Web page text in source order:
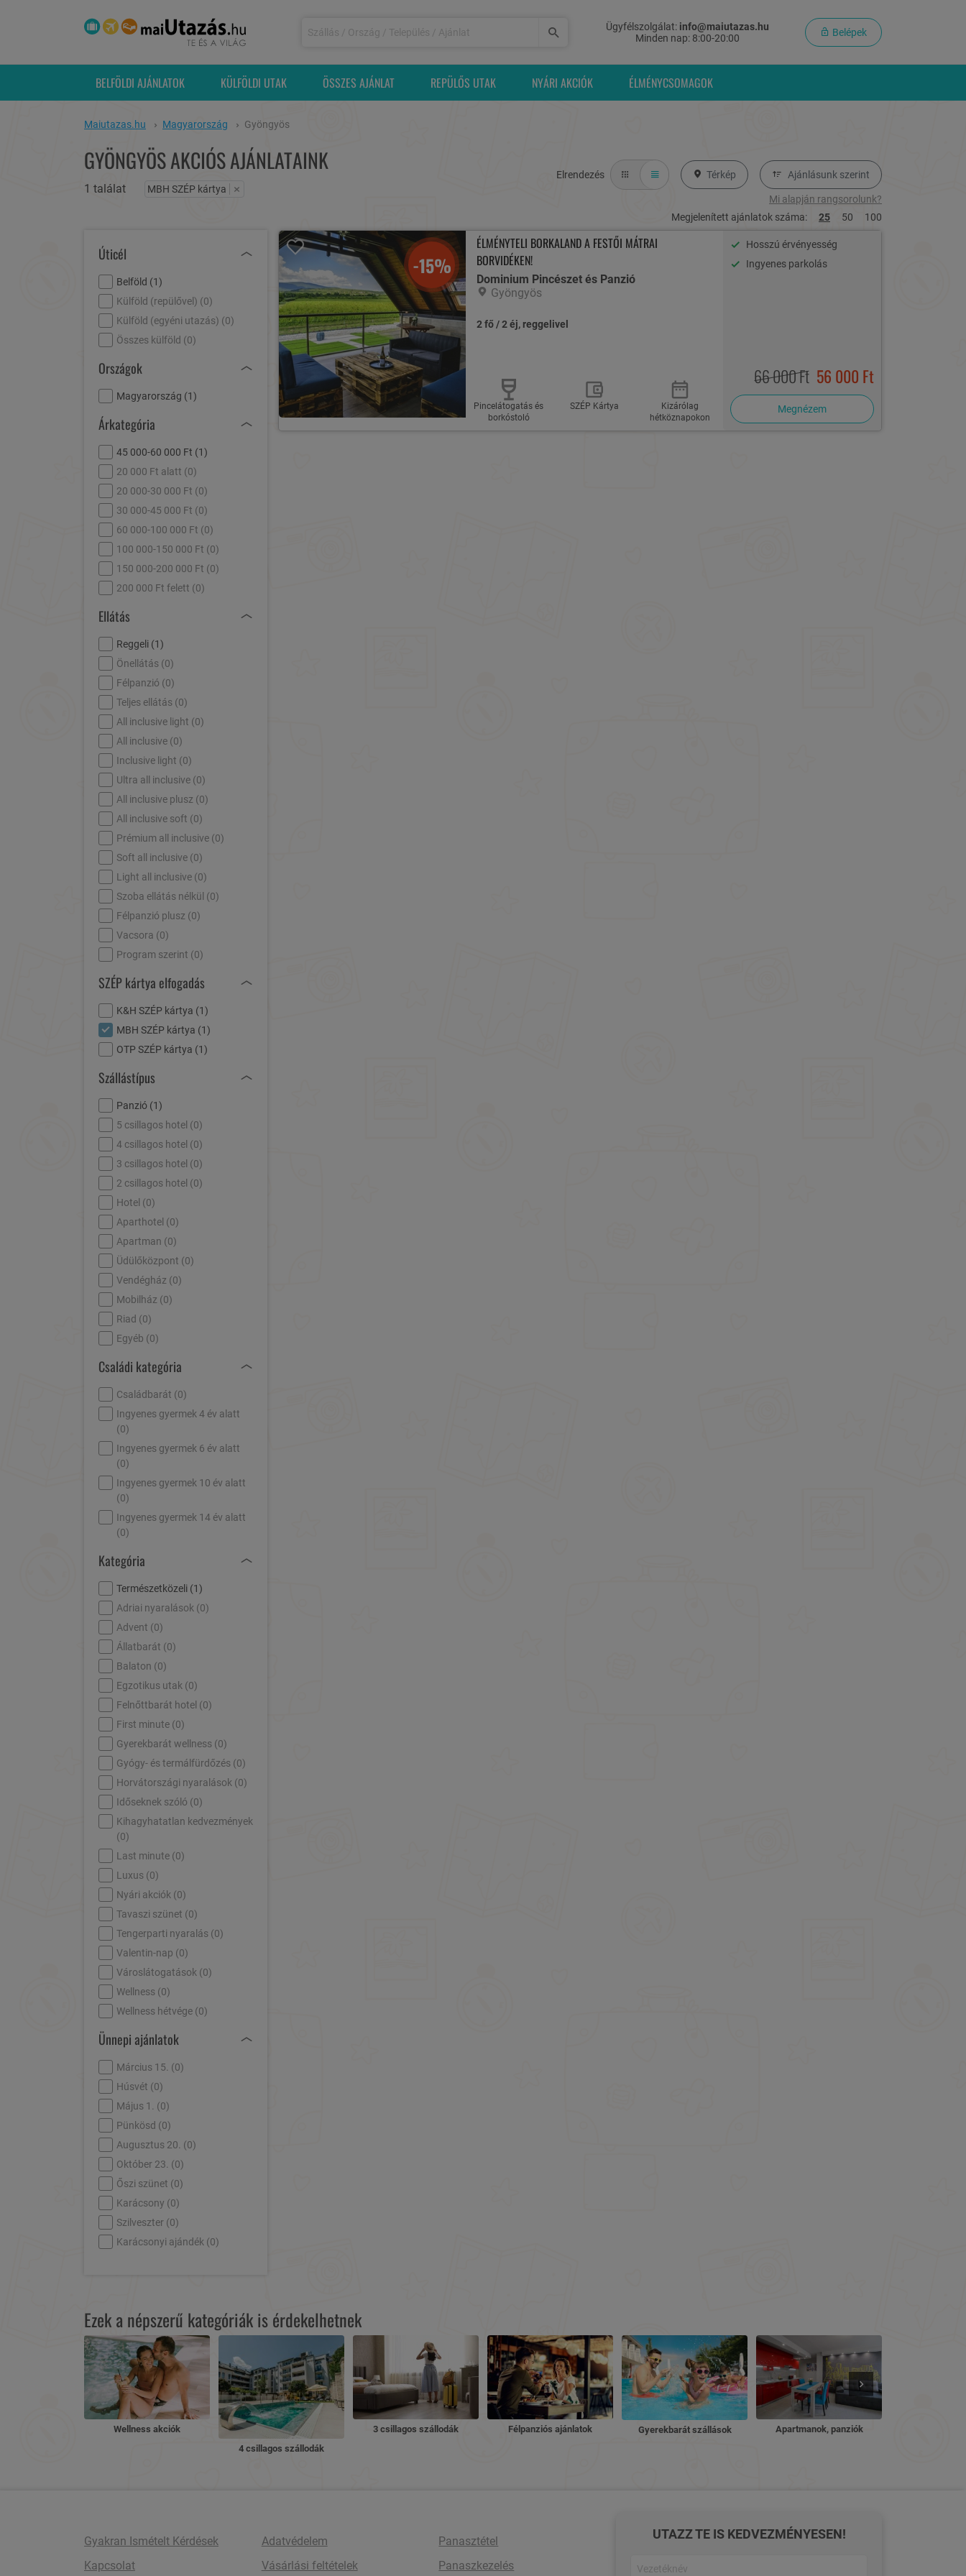
Ügyfélszolgálat: info@maiutazas.hu
Minden nap: 8:00-20:00
Belépek
BELFÖLDI AJÁNLATOK KÜLFÖLDI UTAK ÖSSZES AJÁNLAT REPÜLŐS UTAK NYÁRI AKCIÓK ÉLMÉNYCSOMAGOK
Maiutazas.hu Magyarország Gyöngyös
GYÖNGYÖS AKCIÓS AJÁNLATAINK
1 találat MBH SZÉP kártya ×
Elrendezés Térkép Ajánlásunk szerint
Mi alapján rangsorolunk?
Megjelenített ajánlatok száma:
25 50 100
Úticél
Belföld (1)
Külföld (repülővel) (0)
Külföld (egyéni utazás) (0)
Összes külföld (0)
Országok
Magyarország (1)
Árkategória
45 000-60 000 Ft (1)
20 000 Ft alatt (0)
20 000-30 000 Ft (0)
30 000-45 000 Ft (0)
60 000-100 000 Ft (0)
100 000-150 000 Ft (0)
150 000-200 000 Ft (0)
200 000 Ft felett (0)
Ellátás
Reggeli (1)
Önellátás (0)
Félpanzió (0)
Teljes ellátás (0)
All inclusive light (0)
All inclusive (0)
Inclusive light (0)
Ultra all inclusive (0)
All inclusive plusz (0)
All inclusive soft (0)
Prémium all inclusive (0)
Soft all inclusive (0)
Light all inclusive (0)
Szoba ellátás nélkül (0)
Félpanzió plusz (0)
Vacsora (0)
Program szerint (0)
SZÉP kártya elfogadás
K&H SZÉP kártya (1)
MBH SZÉP kártya (1)
OTP SZÉP kártya (1)
Szállástípus
Panzió (1)
5 csillagos hotel (0)
4 csillagos hotel (0)
3 csillagos hotel (0)
2 csillagos hotel (0)
Hotel (0)
Aparthotel (0)
Apartman (0)
Üdülőközpont (0)
Vendégház (0)
Mobilház (0)
Riad (0)
Egyéb (0)
Családi kategória
Családbarát (0)
Ingyenes gyermek 4 év alatt
(0)
Ingyenes gyermek 6 év alatt
(0)
Ingyenes gyermek 10 év alatt
(0)
Ingyenes gyermek 14 év alatt
(0)
Kategória
Természetközeli (1)
Adriai nyaralások (0)
Advent (0)
Állatbarát (0)
Balaton (0)
Egzotikus utak (0)
Felnőttbarát hotel (0)
First minute (0)
Gyerekbarát wellness (0)
Gyógy- és termálfürdőzés (0)
Horvátországi nyaralások (0)
Időseknek szóló (0)
Kihagyhatatlan kedvezmények
(0)
Last minute (0)
Luxus (0)
Nyári akciók (0)
Tavaszi szünet (0)
Tengerparti nyaralás (0)
Valentin-nap (0)
Városlátogatások (0)
Wellness (0)
Wellness hétvége (0)
Ünnepi ajánlatok
Március 15. (0)
Húsvét (0)
Május 1. (0)
Pünkösd (0)
Augusztus 20. (0)
Október 23. (0)
Őszi szünet (0)
Karácsony (0)
Szilveszter (0)
Karácsonyi ajándék (0)
-15%
ÉLMÉNYTELI BORKALAND A FESTŐI MÁTRAI
BORVIDÉKEN!
Dominium Pincészet és Panzió
Gyöngyös
2 fő / 2 éj, reggelivel
Pincelátogatás és
borkóstoló
SZÉP Kártya
Kizárólag
hétköznapokon
Hosszú érvényesség
Ingyenes parkolás
66 000 Ft 56 000 Ft
Megnézem
Ezek a népszerű kategóriák is érdekelhetnek
Wellness akciók
4 csillagos szállodák
3 csillagos szállodák Félpanziós ajánlatok Gyerekbarát szállások Apartmanok, panziók
Gyakran Ismételt Kérdések
Kapcsolat
Adatvédelem
Vásárlási feltételek
Panasztétel
Panaszkezelés
UTAZZ TE IS KEDVEZMÉNYESEN!